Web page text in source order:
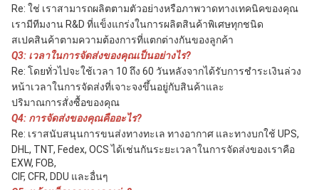
Re: ใช่ เราสามารถผลิตตามตัวอย่างหรือภาพวาดทางเทคนิคของคุณ
เรามีทีมงาน R&D ที่แข็งแกร่งในการผลิตสินค้าพิเศษทุกชนิด
สเปคสินค้าตามความต้องการที่แตกต่างกันของลูกค้า
Q3: เวลาในการจัดส่งของคุณเป็นอย่างไร?
Re: โดยทั่วไปจะใช้เวลา 10 ถึง 60 วันหลังจากได้รับการชำระเงินล่วง
หน้าเวลาในการจัดส่งที่เจาะจงขึ้นอยู่กับสินค้าและ
ปริมาณการสั่งซื้อของคุณ
Q4: การจัดส่งของคุณคืออะไร?
Re: เราสนับสนุนการขนส่งทางทะเล ทางอากาศ และทางบกใช้ UPS,
DHL, TNT, Fedex, OCS ได้เช่นกันระยะเวลาในการจัดส่งของเราคือ
EXW, FOB,
CIF, CFR, DDU และอื่นๆ